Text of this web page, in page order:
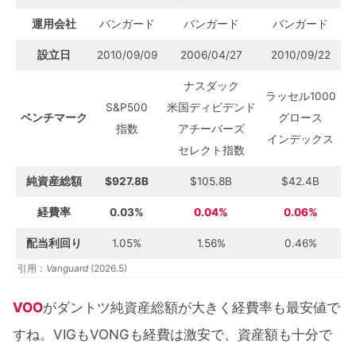
運用会社 バンガード バンガード バンガード
設立日 2010/09/09 2006/04/27 2010/09/22
ベンチマーク
S&P500
指数
ナスダック
米国ディビデンド
アチーバーズ
セレクト指数
ラッセル1000
グロース
インデックス
純資産総額 $927.8B $105.8B $42.4B
経費率 0.03% 0.04% 0.06%
配当利回り 1.05% 1.56% 0.46%
引用： Vanguard (2026.5)
VOOがダントツ純資産総額が大きく経費率も最安値で
すね。VIGもVONGも経費は激安で、資産額も十分で